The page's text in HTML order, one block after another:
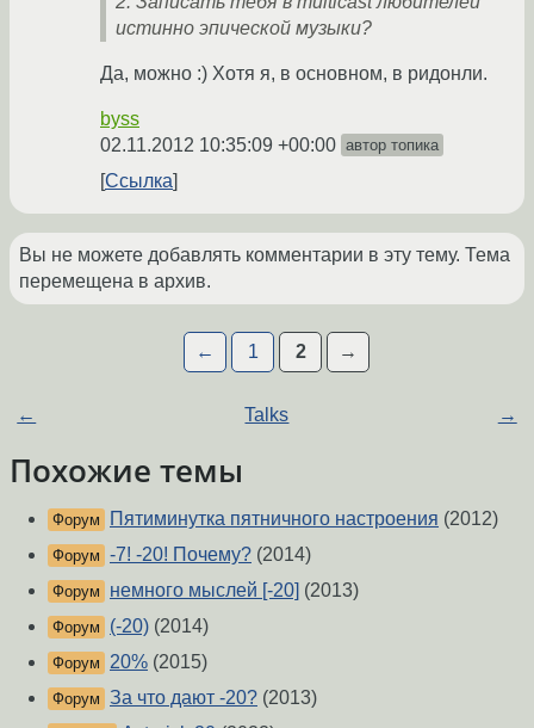
истинно эпической музыки?
Да, можно :) Хотя я, в основном, в ридонли.
byss
02.11.2012 10:35:09 +00:00 автор топика
Ссылка
Вы не можете добавлять комментарии в эту тему. Тема
перемещена в архив.
← 1 2 →
← Talks →
Похожие темы
Форум Пятиминутка пятничного настроения (2012)
Форум -7! -20! Почему? (2014)
Форум немного мыслей [-20] (2013)
Форум (-20) (2014)
Форум 20% (2015)
Форум За что дают -20? (2013)